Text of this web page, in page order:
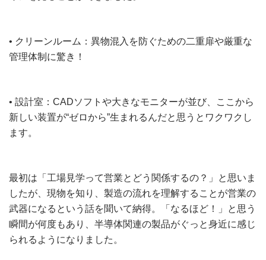
• クリーンルーム：異物混入を防ぐための二重扉や厳重な
管理体制に驚き！
• 設計室：CADソフトや大きなモニターが並び、ここから
新しい装置が“ゼロから”生まれるんだと思うとワクワクし
ます。
最初は「工場見学って営業とどう関係するの？」と思いま
したが、現物を知り、製造の流れを理解することが営業の
武器になるという話を聞いて納得。「なるほど！」と思う
瞬間が何度もあり、半導体関連の製品がぐっと身近に感じ
られるようになりました。